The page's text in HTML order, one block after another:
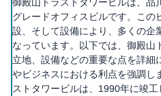
グレードオフィスビルです。この
設、そして設備により、多くの企
なっています。以下では、御殿山
立地、設備などの重要な点を詳細
やビジネスにおける利点を強調し
ストタワービルは、1990年に竣